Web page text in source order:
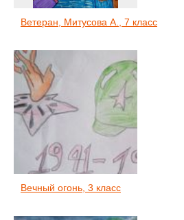
Ветеран, Митусова А., 7 класс
Вечный огонь, 3 класс